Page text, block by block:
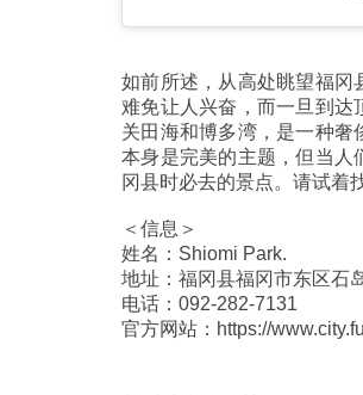
如前所述，从高处眺望福冈
难免让人兴奋，而一旦到达
关田海和博多湾，是一种奢
本身是完美的主题，但当人
冈县时必去的景点。请试着
＜信息＞
姓名：Shiomi Park.
地址：福冈县福冈市东区石
电话：092-282-7131
官方网站：https://